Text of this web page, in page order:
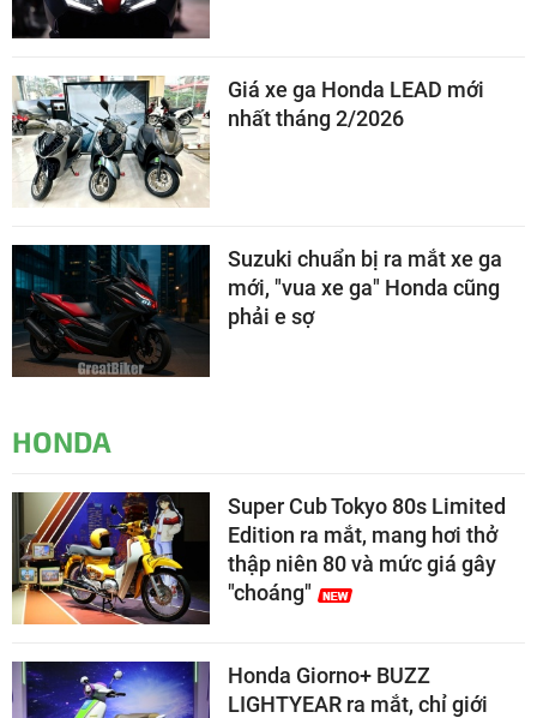
Giá xe ga Honda LEAD mới
nhất tháng 2/2026
Suzuki chuẩn bị ra mắt xe ga
mới, "vua xe ga" Honda cũng
phải e sợ
HONDA
Super Cub Tokyo 80s Limited
Edition ra mắt, mang hơi thở
thập niên 80 và mức giá gây
"choáng"
Honda Giorno+ BUZZ
LIGHTYEAR ra mắt, chỉ giới